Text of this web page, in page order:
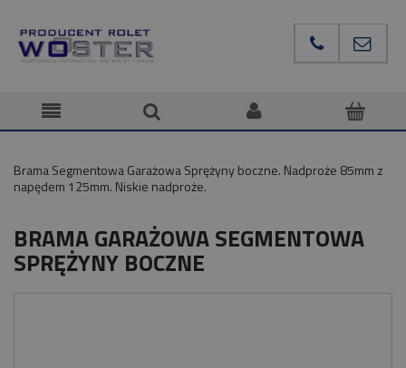
Brama Segmentowa Garażowa Sprężyny boczne. Nadproże 85mm z
napędem 125mm. Niskie nadproże.
BRAMA GARAŻOWA SEGMENTOWA
SPRĘŻYNY BOCZNE